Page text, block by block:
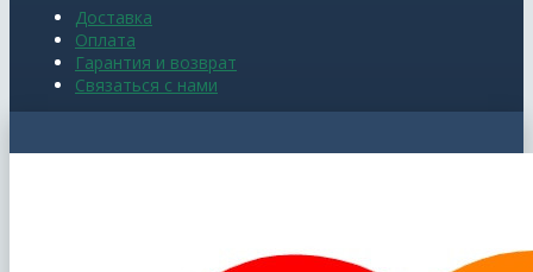
Доставка
Оплата
Гарантия и возврат
Связаться с нами